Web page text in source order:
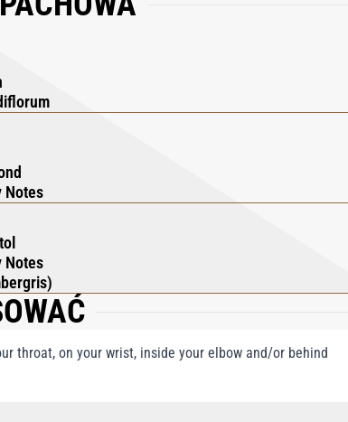
Notes
Notes
throat, on your wrist, inside your elbow and/or behind